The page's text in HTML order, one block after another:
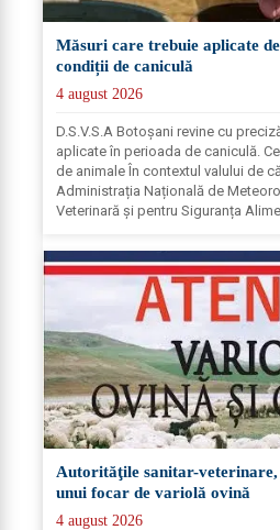
Măsuri care trebuie aplicate
condiții de caniculă
4 august 2026
D.S.V.S.A Botoșani revine cu
aplicate în perioada de caniculă.
de animale În contextul valului de
Administrația Națională de
Veterinară și pentru Siguranța
Autorităţile sanitar-
unui focar de variolă ovină
4 august 2026